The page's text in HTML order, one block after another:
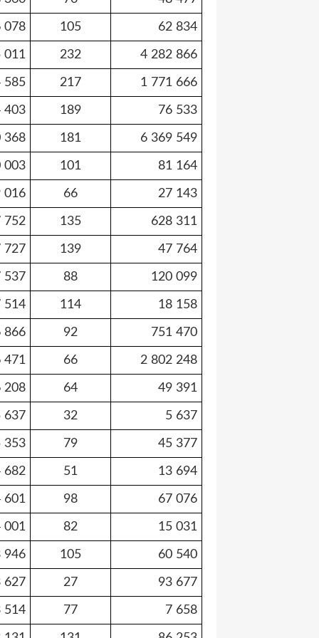
078 105 62 834
011 232 4 282 866
585 217 1 771 666
403 189 76 533
368 181 6 369 549
003 101 81 164
016 66 27 143
752 135 628 311
727 139 47 764
537 88 120 099
514 114 18 158
866 92 751 470
471 66 2 802 248
208 64 49 391
637 32 5 637
353 79 45 377
682 51 13 694
601 98 67 076
001 82 15 031
946 105 60 540
627 27 93 677
514 77 7 658